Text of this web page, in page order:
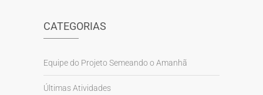
CATEGORIAS
Equipe do Projeto Semeando o Amanhã
Últimas Atividades